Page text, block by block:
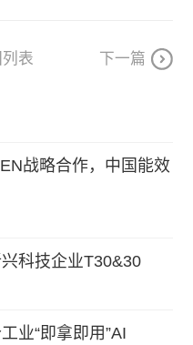
表 下一篇
战略合作，中国能效
科技企业T30&30
业“即拿即用”AI